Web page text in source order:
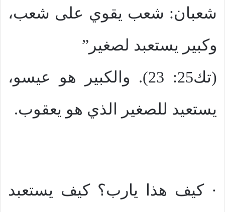
شعبان: شعب يقوي على شعب،
وكبير يستعبد لصغير”
(تك25: 23). والكبير هو عيسو،
يستعيد للصغير الذي هو يعقوب.
· كيف هذا يارب؟ كيف يستعبد